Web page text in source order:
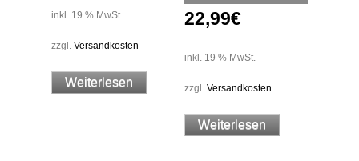
inkl. 19 % MwSt.
zzgl. Versandkosten
Weiterlesen
22,99€
inkl. 19 % MwSt.
zzgl.Versandkosten
Weiterlesen